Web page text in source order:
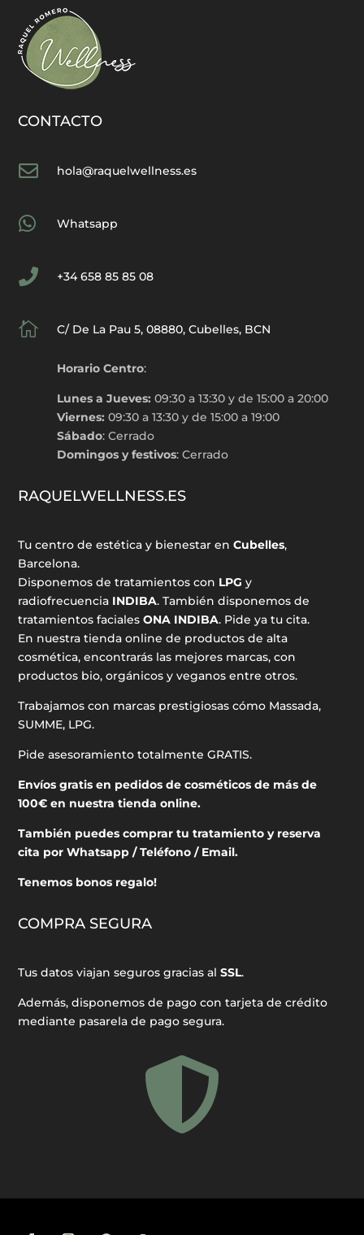
CONTACTO
 hola@raquelwellness.es
 Whatsapp
 +34 658 85 85 08
 C/ De La Pau 5, 08880, Cubelles, BCN
Horario Centro:
Lunes a Jueves: 09:30 a 13:30 y de 15:00 a 20:00
Viernes: 09:30 a 13:30 y de 15:00 a 19:00
Sábado: Cerrado
Domingos y festivos: Cerrado
RAQUELWELLNESS.ES
Tu centro de estética y bienestar enCubelles,
Barcelona.
Disponemos de tratamientos con LPG y
radiofrecuencia INDIBA. También disponemos de
tratamientos facialesONA INDIBA. Pide ya tu cita.
En nuestra tienda online de productos de alta
cosmética, encontrarás las mejores marcas, con
productos bio, orgánicos y veganos entre otros.
Trabajamos con marcas prestigiosas cómo Massada,
SUMME, LPG.
Pide asesoramiento totalmente GRATIS.
Envíos gratis en pedidos de cosméticos de más de
100€ en nuestra tienda online.
También puedes comprar tu tratamiento y reserva
cita por Whatsapp / Teléfono / Email.
Tenemos bonos regalo!
COMPRA SEGURA
Tus datos viajan seguros gracias alSSL.
Además, disponemos de pago con tarjeta de crédito
mediante pasarela de pago segura.
